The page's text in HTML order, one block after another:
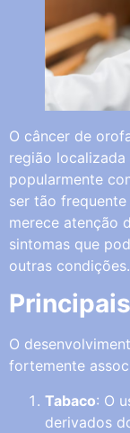
O câncer de
região
popularmente
ser tão
merece atenção
sintomas que
outras condições.
O
fortemente
Tabaco: O
derivados